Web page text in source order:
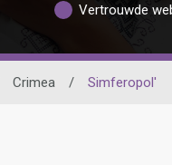
Vertrouwde
Crimea / Simferopol'